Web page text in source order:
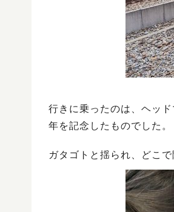
行きに乗ったのは、ヘッ
年を記念したものでした。
ガタゴトと揺られ、どこ